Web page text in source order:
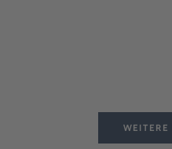
WEITERE